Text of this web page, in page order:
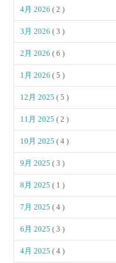
4月 2026( 2 )
3月 2026( 3 )
2月 2026( 6 )
1月 2026( 5 )
12月 2025( 5 )
11月 2025( 2 )
10月 2025( 4 )
9月 2025( 3 )
8月 2025( 1 )
7月 2025( 4 )
6月 2025( 3 )
4月 2025( 4 )